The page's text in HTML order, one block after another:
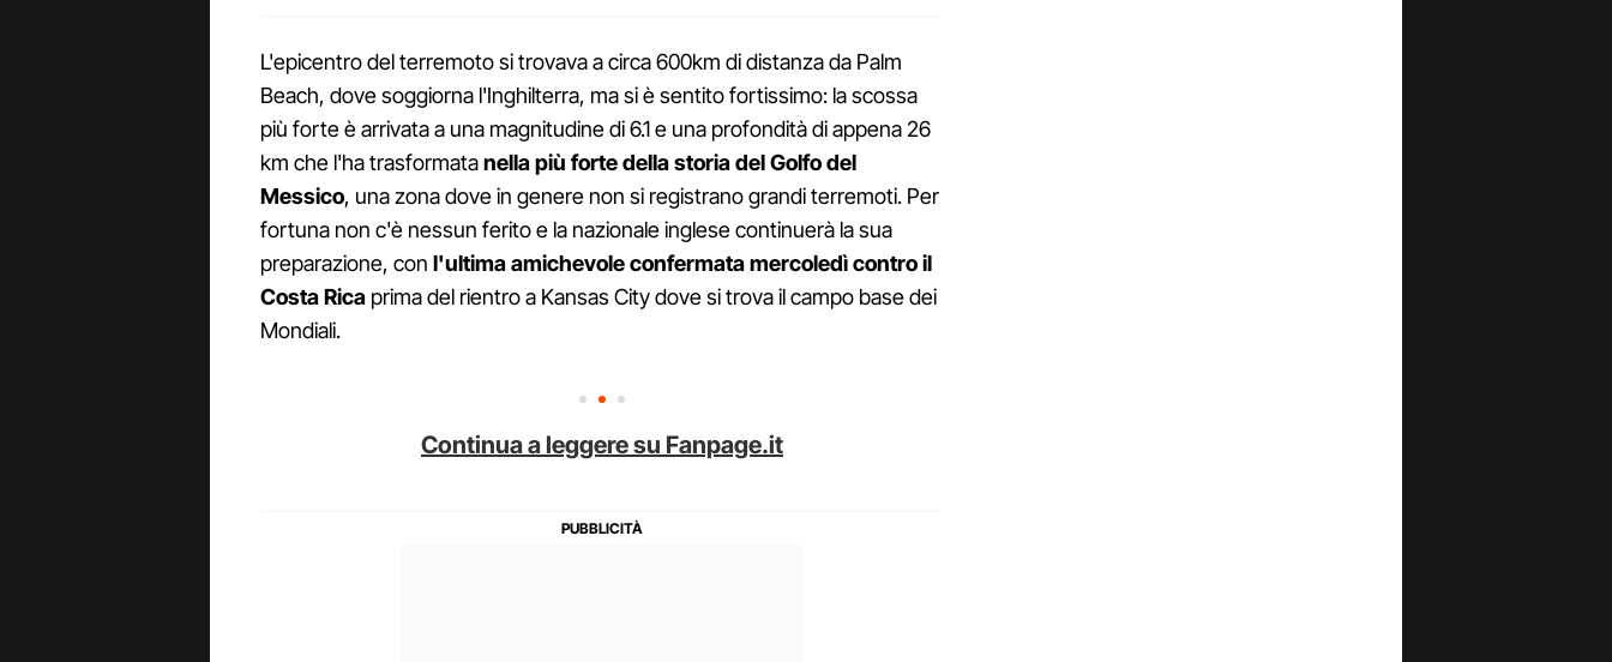
L'epicentro del terremoto si trovava a circa 600km di distanza da Palm
Beach, dove soggiorna l'Inghilterra, ma si è sentito fortissimo: la scossa
più forte è arrivata a una magnitudine di 6.1 e una profondità di appena 26
km che l'ha trasformatanella più forte della storia del Golfo del
Messico, una zona dove in genere non si registrano grandi terremoti. Per
fortuna non c'è nessun ferito e la nazionale inglese continuerà la sua
preparazione, con l'ultima amichevole confermata mercoledì contro il
Costa Rica prima del rientro a Kansas City dove si trova il campo base dei
Mondiali.
Continua a leggere su Fanpage.it